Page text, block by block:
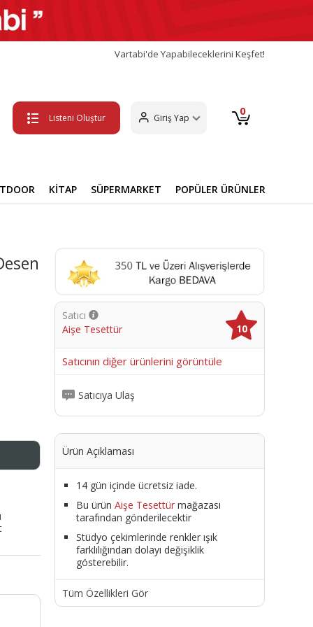
Vartabi'de Yapabileceklerini Keşfet!
Listeni Oluştur Giriş Yap 0
KİTAP SÜPERMARKET POPÜLER ÜRÜNLER
Satıcı
Aişe Tesettür
10
Satıcının diğer ürünlerini görüntüle
Satıcıya Ulaş
Ürün Açıklaması
14 gün içinde ücretsiz iade.
Bu ürün Aişe Tesettürmağazası
tarafından gönderilecektir
Stüdyo çekimlerinde renkler ışık
farklılığından dolayı değişiklik
gösterebilir.
Tüm Özellikleri Gör